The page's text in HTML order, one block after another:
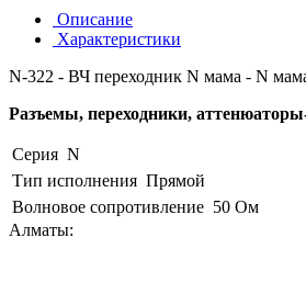
Описание
Характеристики
N-322 - ВЧ переходник N мама - N
Разъемы, переходники,
Серия N
Тип исполнения Прямой
Волновое сопротивление 50 Ом
Алматы: